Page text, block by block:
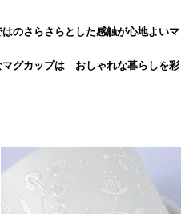
のさらさらとした感触が心地よいマ
マグカップは おしゃれな暮らしを彩